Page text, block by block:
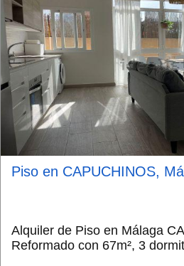
Piso en CAPUCHINOS,
Alquiler de Piso en Málaga
Reformado con 67m², 3